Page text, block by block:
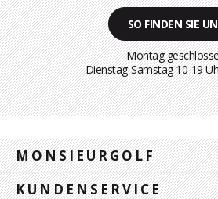
SO FINDEN SIE
Montag
Dienstag-Samstag 10-19
MONSIEURGOLF
KUNDENSERVICE